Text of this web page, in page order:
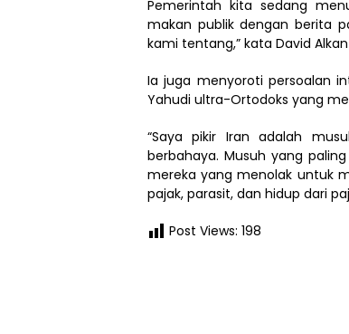
Pemerintah kita sedang
makan publik dengan berita
kami tentang,” kata David
Ia juga menyoroti persoalan
Yahudi ultra-Ortodoks yang
“Saya pikir Iran adalah
berbahaya. Musuh yang
mereka yang menolak untuk
pajak, parasit, dan hidup dari
Post Views: 198